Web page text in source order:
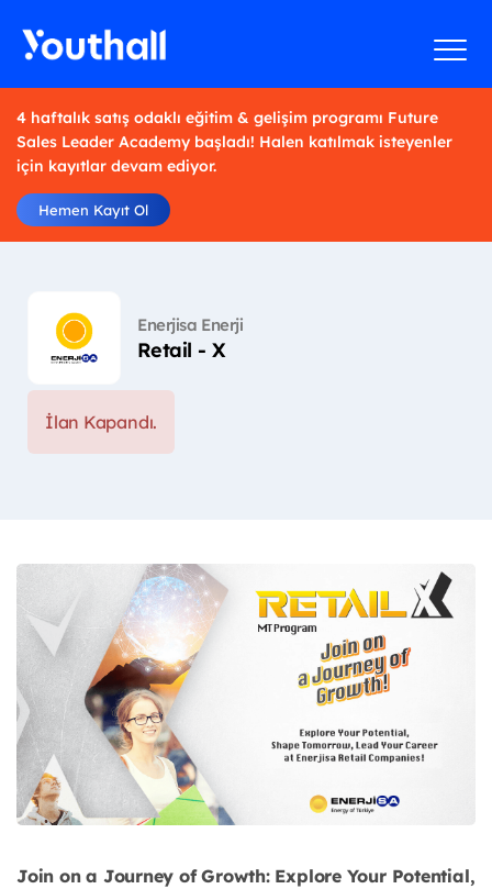
4 haftalık satış odaklı eğitim & gelişim programı Future
Sales Leader Academy başladı! Halen katılmak isteyenler
için kayıtlar devam ediyor.
Hemen Kayıt Ol
Enerjisa Enerji
Retail - X
İlan Kapandı.
Join on a Journey of Growth: Explore Your Potential,